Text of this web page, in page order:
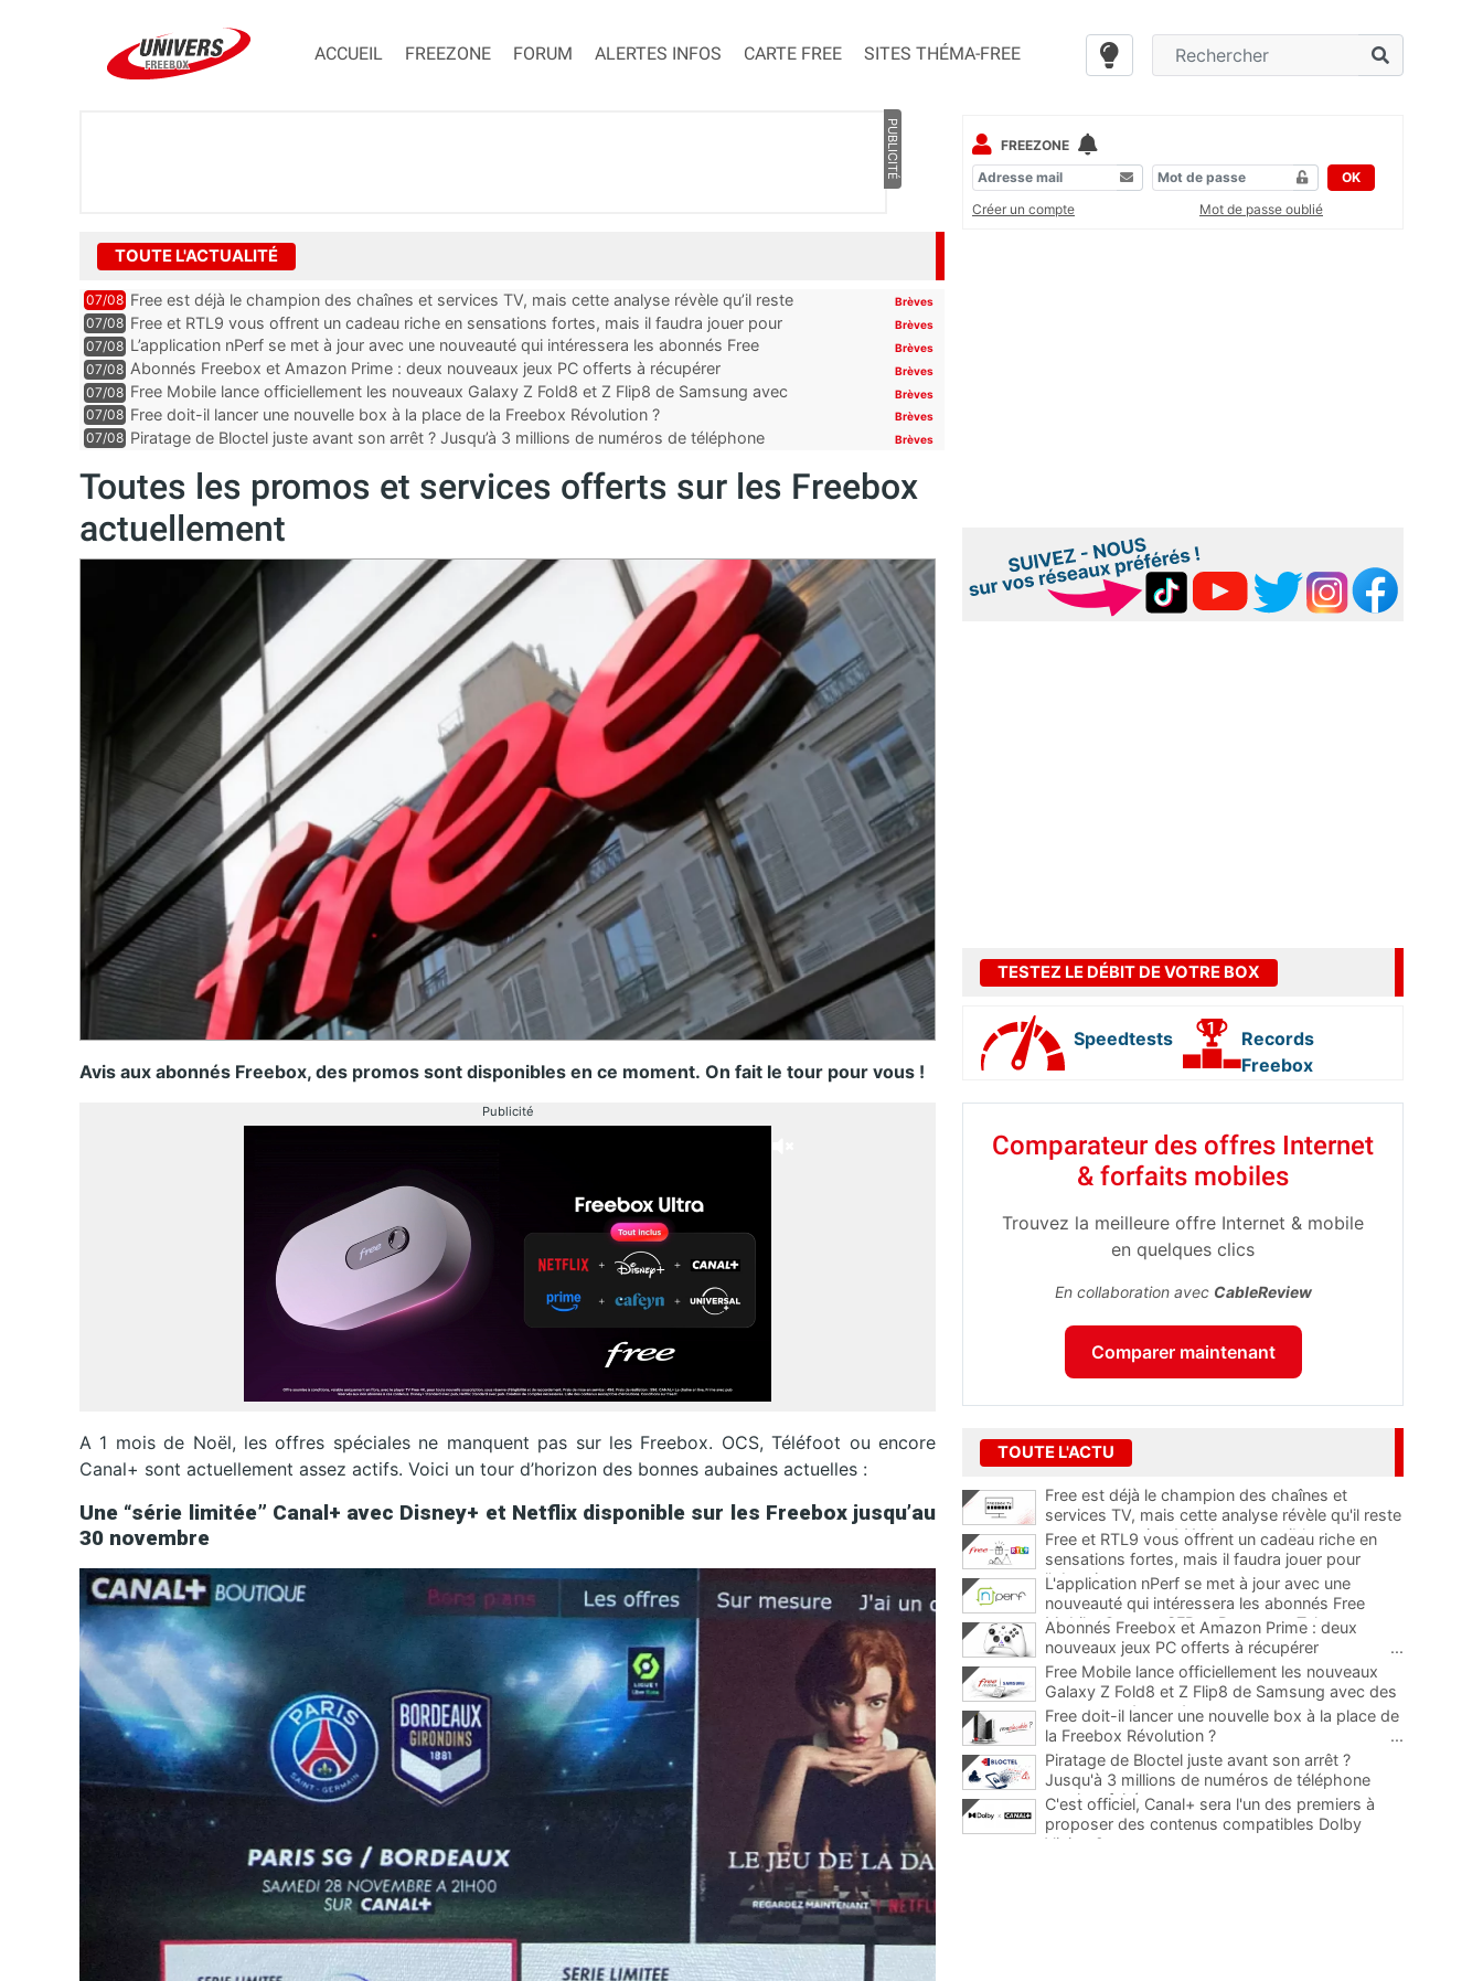
ACCUEIL FREEZONE FORUM ALERTES INFOS CARTE FREE SITES THÉMA-FREE
PUBLICITÉ
TOUTE L'ACTUALITÉ
07/08 Free est déjà le champion des chaînes et services TV, mais cette analyse révèle qu’il reste
encore au moin...
Brèves
07/08 Free et RTL9 vous offrent un cadeau riche en sensations fortes, mais il faudra jouer pour
l’obtenir
Brèves
07/08 L’application nPerf se met à jour avec une nouveauté qui intéressera les abonnés Free
Mobile, Orange, SFR ...
Brèves
07/08 Abonnés Freebox et Amazon Prime : deux nouveaux jeux PC offerts à récupérer Brèves
07/08 Free Mobile lance officiellement les nouveaux Galaxy Z Fold8 et Z Flip8 de Samsung avec
des promos et des cadeaux
Brèves
07/08 Free doit-il lancer une nouvelle box à la place de la Freebox Révolution ? Brèves
07/08 Piratage de Bloctel juste avant son arrêt ? Jusqu’à 3 millions de numéros de téléphone
Brèves
Toutes les promos et services offerts sur les Freebox
actuellement
Avis aux abonnés Freebox, des promos sont disponibles en ce moment. On fait le tour pour vous !
Publicité
A 1 mois de Noël, les offres spéciales ne manquent pas sur les Freebox. OCS, Téléfoot ou encore
Canal+ sont actuellement assez actifs. Voici un tour d’horizon des bonnes aubaines actuelles :
Une “série limitée” Canal+ avec Disney+ et Netflix disponible sur les Freebox jusqu’au
30 novembre
FREEZONE
OK
Créer un compte
Mot de passe oublié
TESTEZ LE DÉBIT DE VOTRE BOX
Speedtests
Records
Freebox
Comparateur des offres Internet
& forfaits mobiles
Trouvez la meilleure offre Internet & mobile
en quelques clics
En collaboration avec CableReview
Comparer maintenant
TOUTE L'ACTU
Free est déjà le champion des chaînes et
services TV, mais cette analyse révèle qu'il reste
encore au moins 141 ajouts possibles
Free et RTL9 vous offrent un cadeau riche en
sensations fortes, mais il faudra jouer pour
l'obtenir
L'application nPerf se met à jour avec une
nouveauté qui intéressera les abonnés Free
Mobile, Orange, SFR et Bouygues Telecom
Abonnés Freebox et Amazon Prime : deux
nouveaux jeux PC offerts à récupérer
...
Free Mobile lance officiellement les nouveaux
Galaxy Z Fold8 et Z Flip8 de Samsung avec des
promos et des cadeaux
...
Free doit-il lancer une nouvelle box à la place de
la Freebox Révolution ?
...
Piratage de Bloctel juste avant son arrêt ?
Jusqu'à 3 millions de numéros de téléphone
auraient fuité
C'est officiel, Canal+ sera l'un des premiers à
proposer des contenus compatibles Dolby
Vision 2